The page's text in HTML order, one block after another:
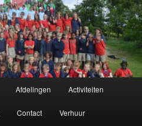
Afdelingen Activiteiten
Contact Verhuur